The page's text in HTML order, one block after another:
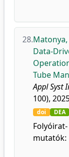
28.
Data-
Tube
Appl Syst
100),
doi DEA
Folyóirat-
mutatók: